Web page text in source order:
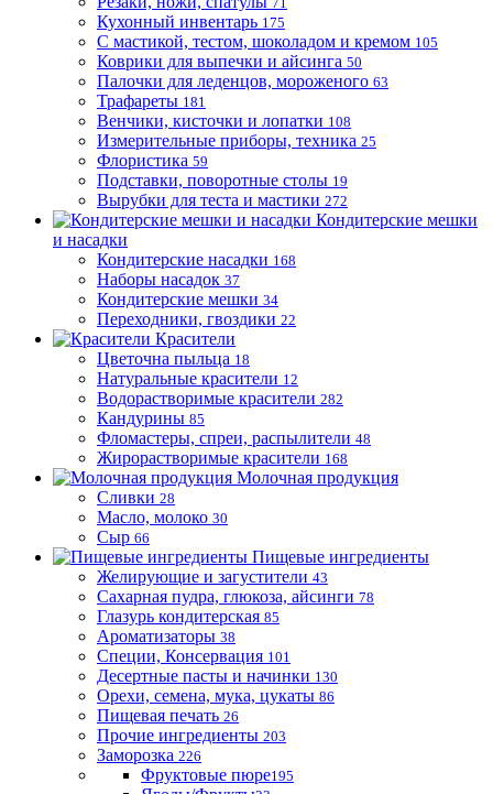
Кухонный инвентарь 175
С мастикой, тестом, шоколадом и кремом 105
Коврики для выпечки и айсинга 50
Палочки для леденцов, мороженого 63
Трафареты 181
Венчики, кисточки и лопатки 108
Измерительные приборы, техника 25
Флористика 59
Подставки, поворотные столы 19
Вырубки для теста и мастики 272
Кондитерские мешки
и насадки
Кондитерские насадки 168
Наборы насадок 37
Кондитерские мешки 34
Переходники, гвоздики 22
Красители
Цветочна пыльца 18
Натуральные красители 12
Водорастворимые красители 282
Кандурины 85
Фломастеры, спреи, распылители 48
Жирорастворимые красители 168
Молочная продукция
Сливки 28
Масло, молоко 30
Сыр 66
Пищевые ингредиенты
Желирующие и загустители 43
Сахарная пудра, глюкоза, айсинги 78
Глазурь кондитерская 85
Ароматизаторы 38
Специи, Консервация 101
Десертные пасты и начинки 130
Орехи, семена, мука, цукаты 86
Пищевая печать 26
Прочие ингредиенты 203
Заморозка 226
Фруктовые пюре195